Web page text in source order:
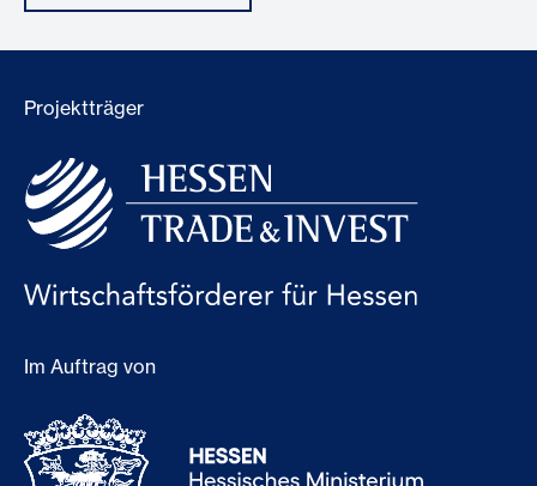
Projektträger
Im Auftrag von